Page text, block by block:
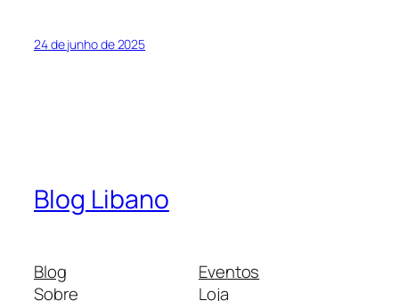
24 de junho de 2025
Blog Libano
Blog
Sobre
Eventos
Loja